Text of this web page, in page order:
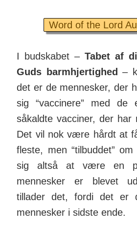
Word of the Lord
I bud­skabet –Tabet af
Guds barm­hjer­tighed –
det er de men­nesker, der
sig “vac­cinere” med de
så­kaldte vac­ciner, der har
Det vil nok være hårdt at
fleste, men “tilbuddet” om
sig altså at være en
mennesker er blevet
tillader det, fordi det er
mennesker i sidste ende.